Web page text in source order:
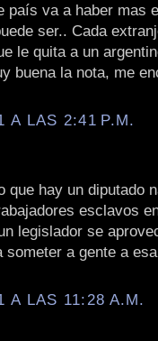
país va a haber mas
ser.. Cada
le quita a un
buena la nota, me
A LAS 2:41 P.M.
que hay un diputado
esclavos
legislador se
someter a gente a
A LAS 11:28 A.M.